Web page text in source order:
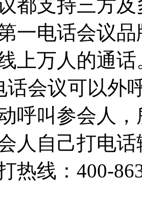
都支持三方
一电话会议
上万人的通话
会议可以外
呼叫参会人
人自己打电
热线：400-